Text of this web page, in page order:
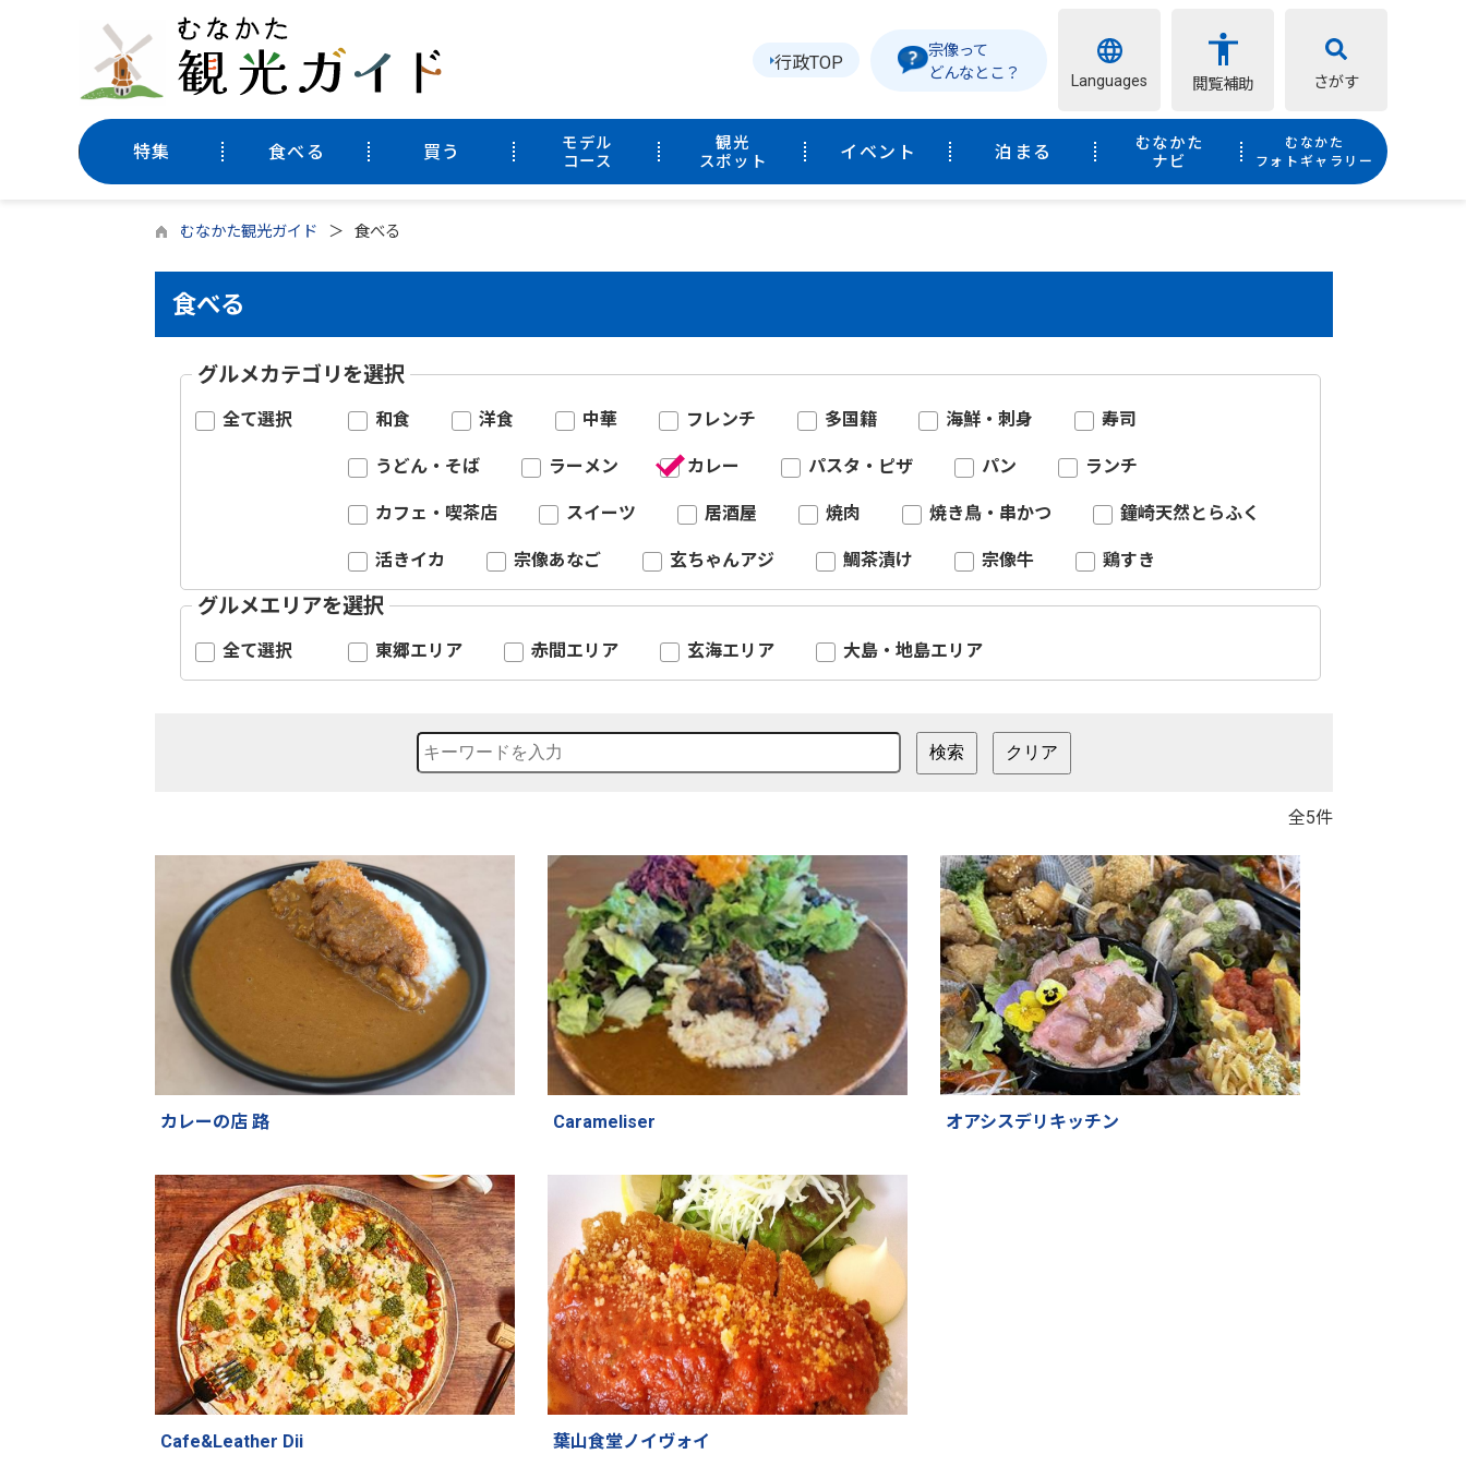
行政TOP
宗像って
どんなとこ？
Languages 閲覧補助 さがす
特集 食べる 買う
モデル
コース
観光
スポット
イベント 泊まる
むなかた
ナビ
むなかた
フォトギャラリー
むなかた観光ガイド 食べる
食べる
グルメカテゴリを選択
全て選択 和食 洋食 中華 フレンチ 多国籍 海鮮・刺身 寿司
うどん・そば ラーメン カレー パスタ・ピザ パン ランチ
カフェ・喫茶店 スイーツ 居酒屋 焼肉 焼き鳥・串かつ 鐘崎天然とらふく
活きイカ 宗像あなご 玄ちゃんアジ 鯛茶漬け 宗像牛 鶏すき
グルメエリアを選択
全て選択 東郷エリア 赤間エリア 玄海エリア 大島・地島エリア
全5件
カレーの店 路 Carameliser オアシスデリキッチン
Cafe&Leather Dii 葉山食堂ノイヴォイ